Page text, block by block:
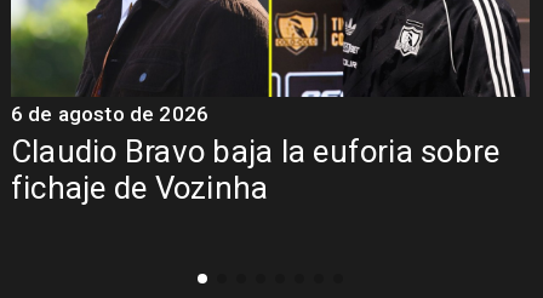
Bravo baja la euforia sobre
Vozinha
de 2026
Senado